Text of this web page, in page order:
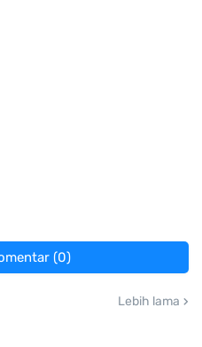
(0)
Lebih lama